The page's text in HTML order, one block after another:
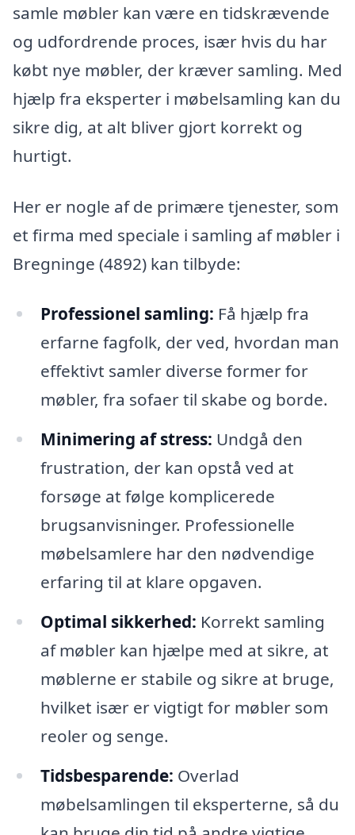
samle møbler kan være en tidskrævende
og udfordrende proces, især hvis du har
købt nye møbler, der kræver samling. Med
hjælp fra eksperter i møbelsamling kan du
sikre dig, at alt bliver gjort korrekt og
hurtigt.
Her er nogle af de primære tjenester, som
et firma med speciale i samling af møbler i
Bregninge (4892) kan tilbyde:
Professionel samling: Få hjælp fra
erfarne fagfolk, der ved, hvordan man
effektivt samler diverse former for
møbler, fra sofaer til skabe og borde.
Minimering af stress: Undgå den
frustration, der kan opstå ved at
forsøge at følge komplicerede
brugsanvisninger. Professionelle
møbelsamlere har den nødvendige
erfaring til at klare opgaven.
Optimal sikkerhed: Korrekt samling
af møbler kan hjælpe med at sikre, at
møblerne er stabile og sikre at bruge,
hvilket især er vigtigt for møbler som
reoler og senge.
Tidsbesparende: Overlad
møbelsamlingen til eksperterne, så du